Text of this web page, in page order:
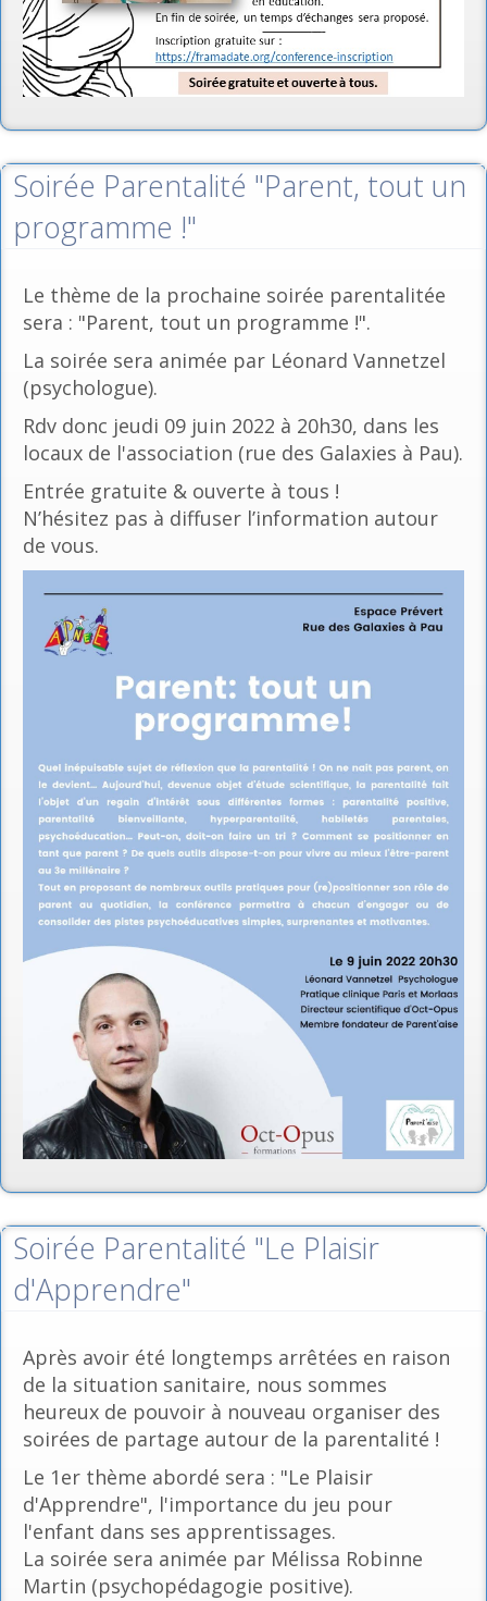
Soirée Parentalité "Parent, tout un
programme !"
Le thème de la prochaine soirée parentalitée
sera : "Parent, tout un programme !".
La soirée sera animée par Léonard Vannetzel
(psychologue).
Rdv donc jeudi 09 juin 2022 à 20h30, dans les
locaux de l'association (rue des Galaxies à Pau).
Entrée gratuite & ouverte à tous !
N’hésitez pas à diffuser l’information autour
de vous.
Soirée Parentalité "Le Plaisir
d'Apprendre"
Après avoir été longtemps arrêtées en raison
de la situation sanitaire, nous sommes
heureux de pouvoir à nouveau organiser des
soirées de partage autour de la parentalité !
Le 1er thème abordé sera : "Le Plaisir
d'Apprendre", l'importance du jeu pour
l'enfant dans ses apprentissages.
La soirée sera animée par Mélissa Robinne
Martin (psychopédagogie positive).